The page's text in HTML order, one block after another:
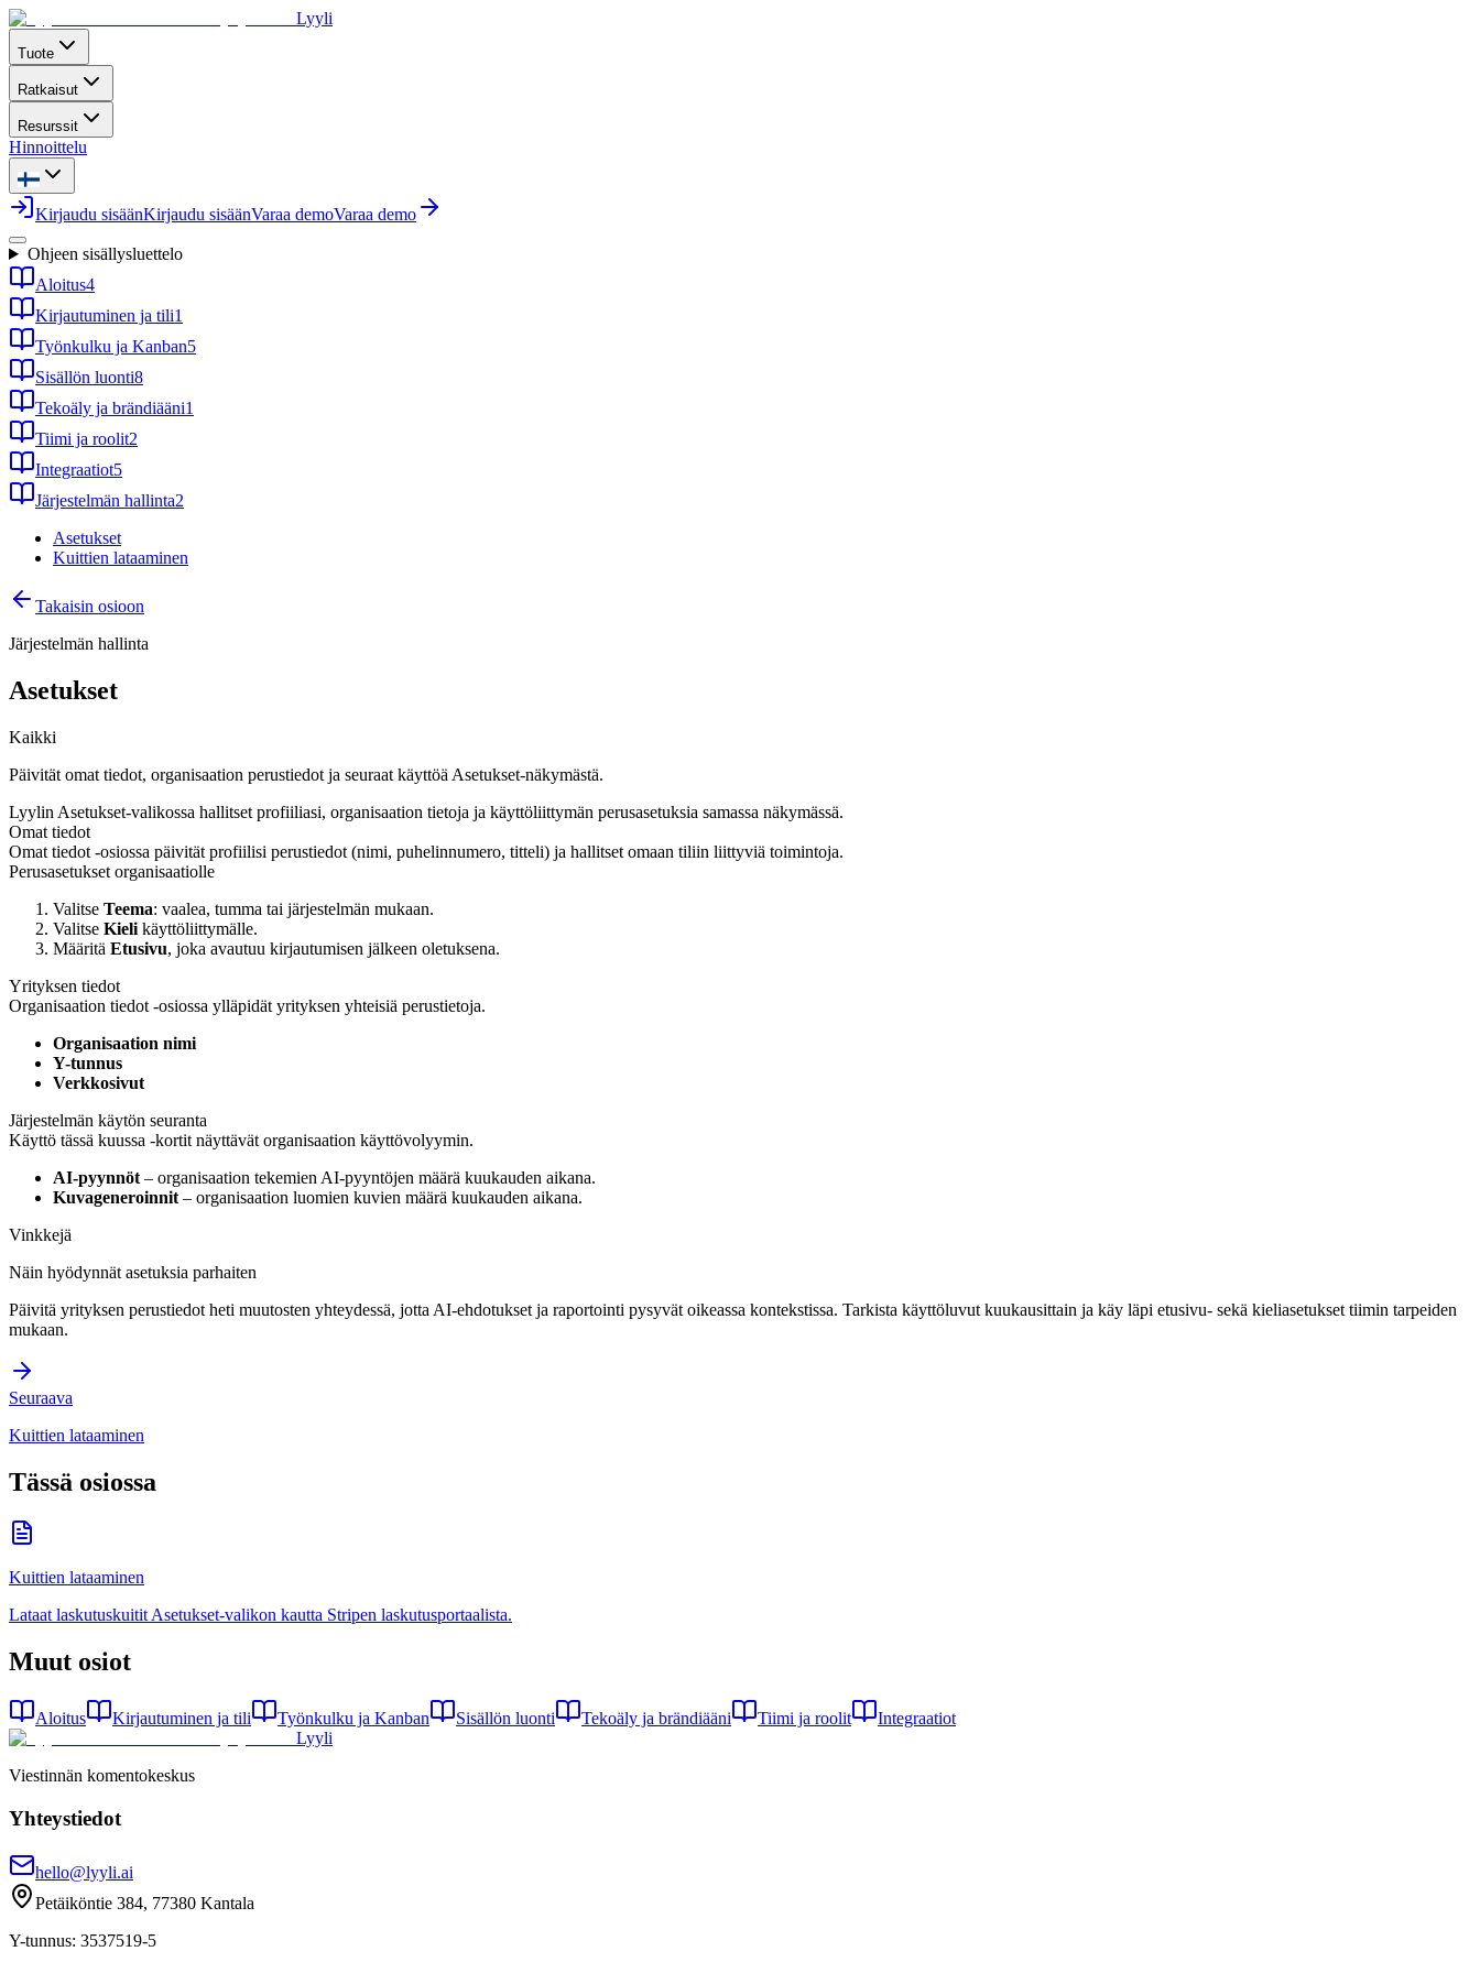
Lyyli
Tuote
Ratkaisut
Resurssit
Hinnoittelu
Kirjaudu sisäänKirjaudu sisäänVaraa demoVaraa demo
Ohjeen sisällysluettelo
Aloitus4
Kirjautuminen ja tili1
Työnkulku ja Kanban5
Sisällön luonti8
Tekoäly ja brändiääni1
Tiimi ja roolit2
Integraatiot5
Järjestelmän hallinta2
Asetukset
Kuittien lataaminen
Takaisin osioon
Järjestelmän hallinta
Asetukset
Kaikki
Päivität omat tiedot, organisaation perustiedot ja seuraat käyttöä Asetukset-näkymästä.
Lyylin Asetukset-valikossa hallitset profiiliasi, organisaation tietoja ja käyttöliittymän perusasetuksia samassa näkymässä.
Omat tiedot
Omat tiedot -osiossa päivität profiilisi perustiedot (nimi, puhelinnumero, titteli) ja hallitset omaan tiliin liittyviä toimintoja.
Perusasetukset organisaatiolle
Valitse Teema: vaalea, tumma tai järjestelmän mukaan.
Valitse Kieli käyttöliittymälle.
Määritä Etusivu, joka avautuu kirjautumisen jälkeen oletuksena.
Yrityksen tiedot
Organisaation tiedot -osiossa ylläpidät yrityksen yhteisiä perustietoja.
Organisaation nimi
Y-tunnus
Verkkosivut
Järjestelmän käytön seuranta
Käyttö tässä kuussa -kortit näyttävät organisaation käyttövolyymin.
AI-pyynnöt – organisaation tekemien AI-pyyntöjen määrä kuukauden aikana.
Kuvageneroinnit – organisaation luomien kuvien määrä kuukauden aikana.
Vinkkejä
Näin hyödynnät asetuksia parhaiten
Päivitä yrityksen perustiedot heti muutosten yhteydessä, jotta AI-ehdotukset ja raportointi pysyvät oikeassa kontekstissa. Tarkista käyttöluvut kuukausittain ja käy läpi etusivu- sekä kieliasetukset tiimin tarpeiden
mukaan.
Seuraava
Kuittien lataaminen
Tässä osiossa
Kuittien lataaminen
Lataat laskutuskuitit Asetukset-valikon kautta Stripen laskutusportaalista.
Muut osiot
Aloitus Kirjautuminen ja tili Työnkulku ja Kanban Sisällön luonti Tekoäly ja brändiääni Tiimi ja roolit
Integraatiot
Lyyli
Viestinnän komentokeskus
Yhteystiedot
hello@lyyli.ai
Petäiköntie 384, 77380 Kantala
Y-tunnus: 3537519-5